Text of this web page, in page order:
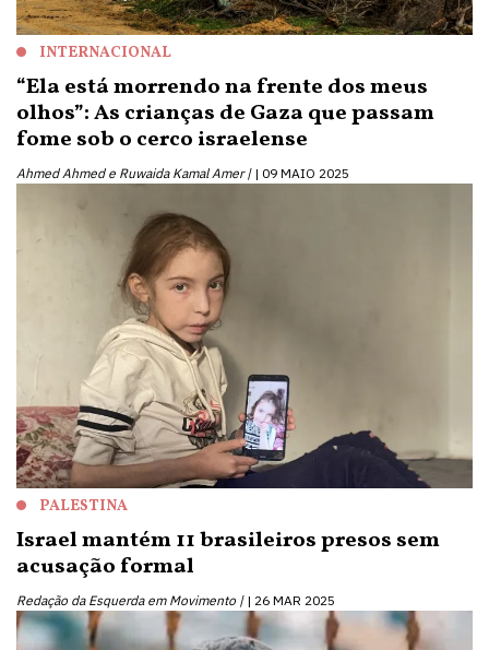
INTERNACIONAL
“Ela está morrendo na frente dos meus
olhos”: As crianças de Gaza que passam
fome sob o cerco israelense
Ahmed Ahmed e Ruwaida Kamal Amer | 09 MAIO 2025
PALESTINA
Israel mantém 11 brasileiros presos sem
acusação formal
Redação da Esquerda em Movimento | 26 MAR 2025